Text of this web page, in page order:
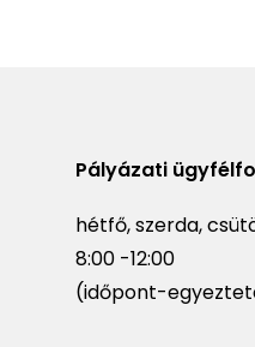
Pályázati
hétfő, szerda,
8:00 -12:00
(időpont-